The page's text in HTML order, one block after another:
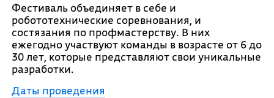
Фестиваль объединяет в себе и
робототехнические соревнования, и
состязания по профмастерству. В них
ежегодно участвуют команды в возрасте от 6 до
30 лет, которые представляют свои уникальные
разработки.
Даты проведения